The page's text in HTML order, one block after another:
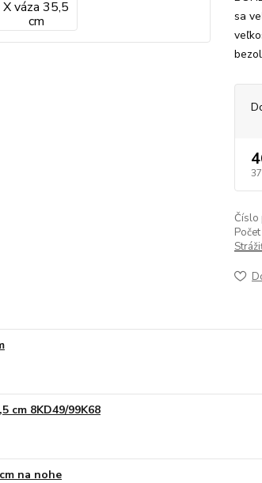
sa
Číslo
cm 8KD49/99K68
na nohe